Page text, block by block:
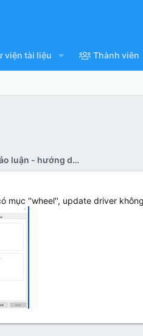
viện tài liệu Thành viên
Pan bệnh tổng hợp - thảo luận - hướng dẫn sửa
mục ''wheel'', update driver